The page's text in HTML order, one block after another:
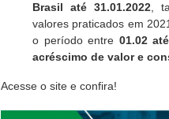
Brasil
até 31.01.2022 ,
valores praticados em
o período entre 01.02 até
acréscimo de valor e
Acesse o site e confira!